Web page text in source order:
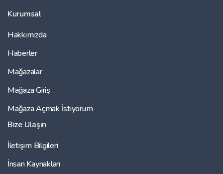
Kurumsal
Hakkımızda
Haberler
Mağazalar
Mağaza Giriş
Mağaza Açmak İstiyorum
Bize Ulaşın
İletişim Bilgileri
İnsan Kaynakları